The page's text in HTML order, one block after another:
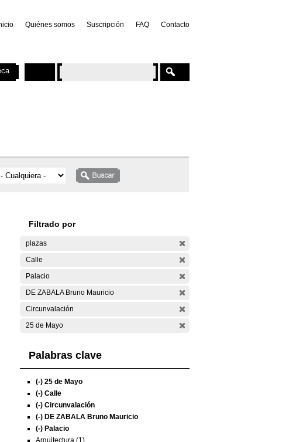
Quiénes somos Suscripción FAQ Contacto
Filtrado por
plazas
Calle
Palacio
DE ZABALA Bruno Mauricio
Circunvalación
25 de Mayo
Palabras clave
(-) 25 de Mayo
(-) Calle
(-) Circunvalación
(-) DE ZABALA Bruno Mauricio
(-) Palacio
Arquitectura (1)